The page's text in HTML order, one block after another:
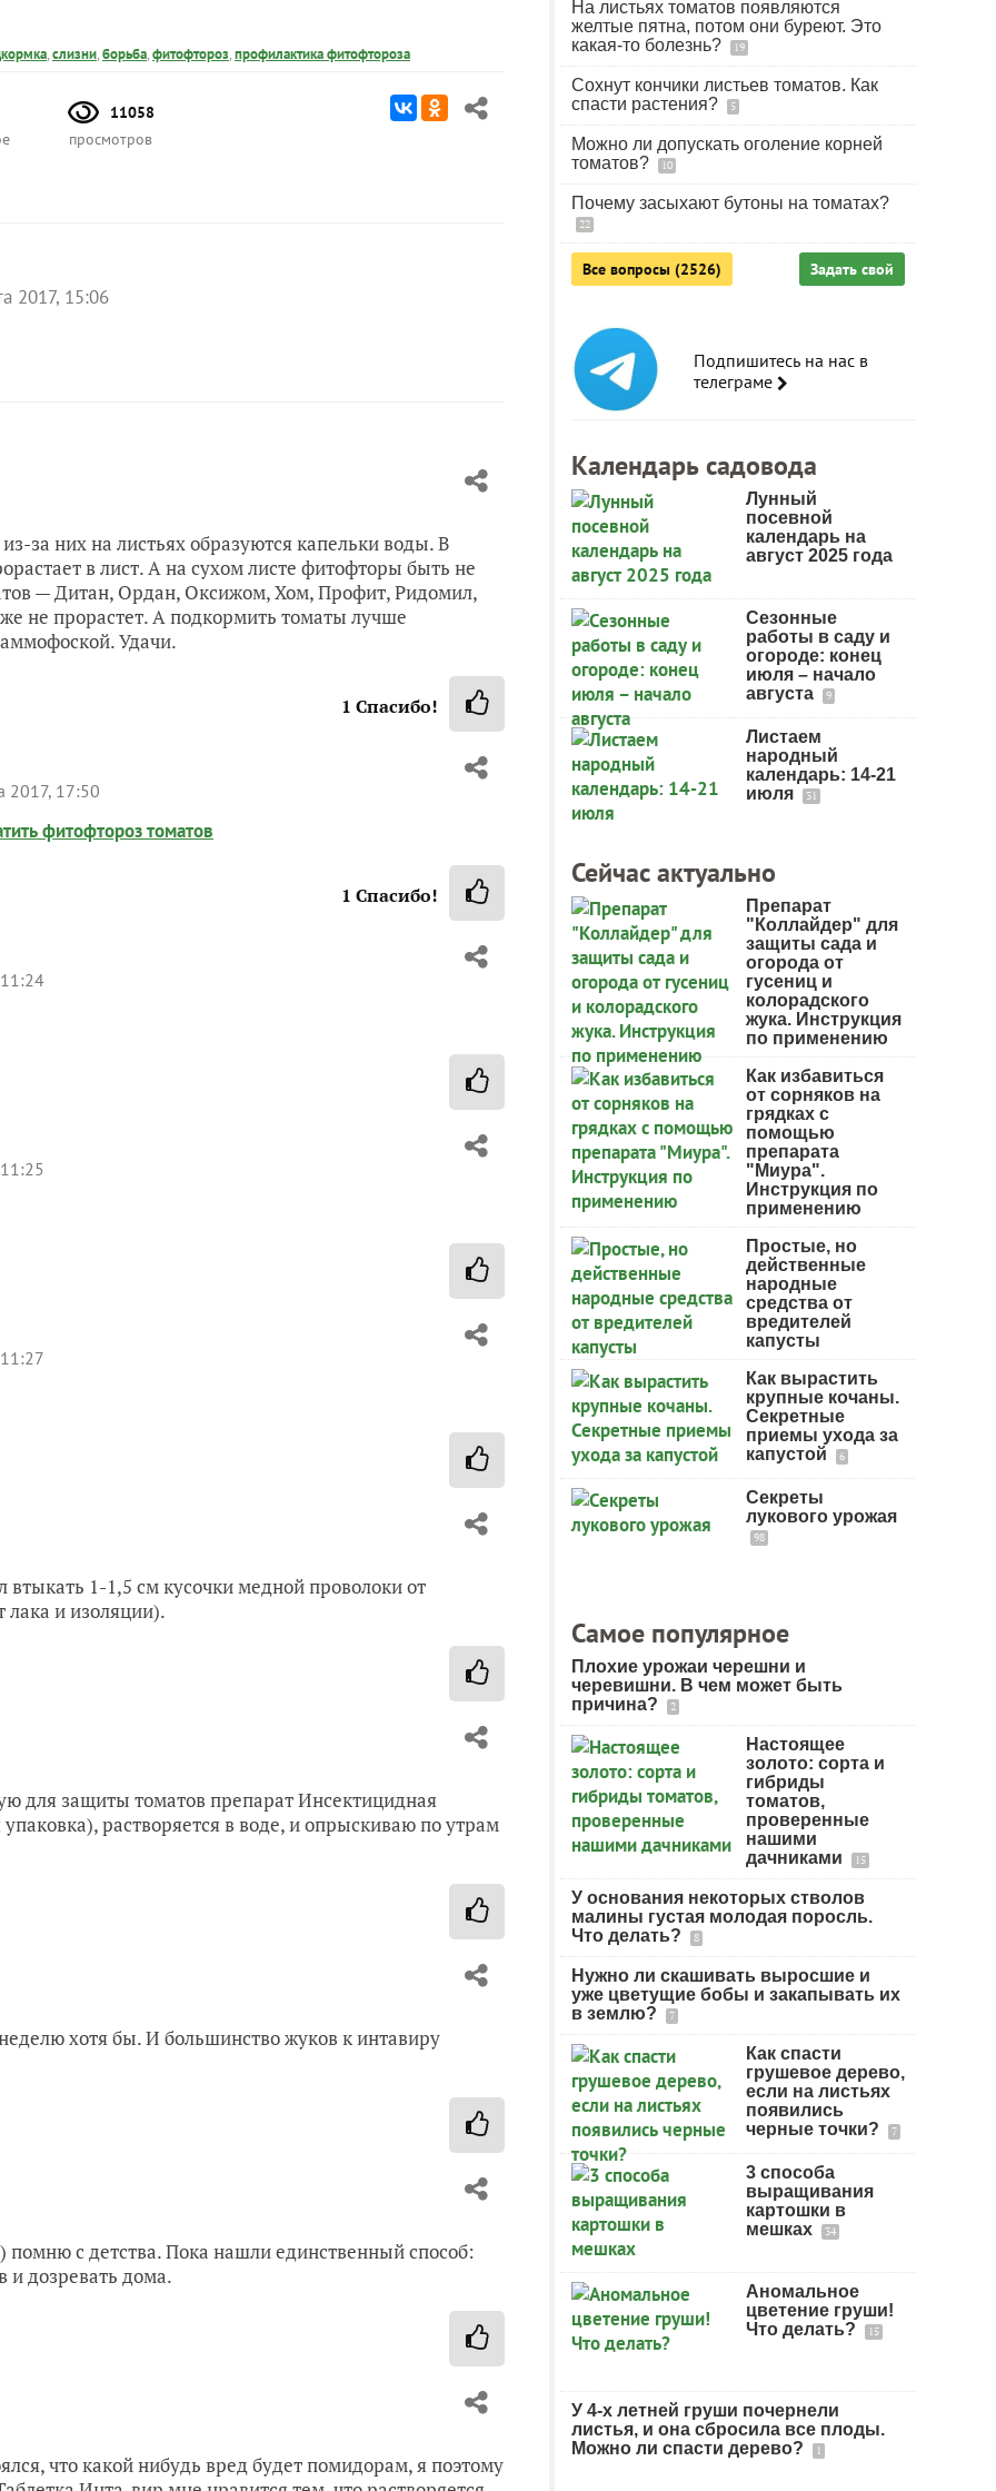
,слизни,борьба,фитофтороз,профилактика фитофтороза
11058
просмотров
2017, 15:06
за них на листьях образуются капельки воды. В
в лист. А на сухом листе фитофторы быть не
— Дитан, Ордан, Оксижом, Хом, Профит, Ридомил,
не прорастет. А подкормить томаты лучше
Удачи.
1 Спасибо!
2017, 17:50
фитофтороз томатов
1 Спасибо!
втыкать 1-1,5 см кусочки медной проволоки от
и изоляции).
для защиты томатов препарат Инсектицидная
растворяется в воде, и опрыскиваю по утрам
хотя бы. И большинство жуков к интавиру
с детства. Пока нашли единственный способ:
и дозревать дома.
что какой нибудь вред будет помидорам, я поэтому
На листьях томатов появляются
желтые пятна, потом они буреют. Это
какая-то болезнь?
19
Сохнут кончики листьев томатов. Как
спасти растения?
5
Можно ли допускать оголение корней
томатов?
10
Почему засыхают бутоны на томатах?
22
Все вопросы (2526) Задать свой
Подпишитесь на нас в
телеграме
Календарь садовода
Лунный
посевной
календарь на
август 2025 года
Сезонные
работы в саду и
огороде: конец
июля – начало
августа
9
Листаем
народный
календарь: 14-21
июля
31
Сейчас актуально
Препарат
"Коллайдер" для
защиты сада и
огорода от
гусениц и
колорадского
жука. Инструкция
по применению
Как избавиться
от сорняков на
грядках с
помощью
препарата
"Миура".
Инструкция по
применению
Простые, но
действенные
народные
средства от
вредителей
капусты
Как вырастить
крупные кочаны.
Секретные
приемы ухода за
капустой
6
Секреты
лукового урожая
98
Самое популярное
Плохие урожаи черешни и
черевишни. В чем может быть
причина?
2
Настоящее
золото: сорта и
гибриды
томатов,
проверенные
нашими
дачниками
15
У основания некоторых стволов
малины густая молодая поросль.
Что делать?
8
Нужно ли скашивать выросшие и
уже цветущие бобы и закапывать их
в землю?
7
Как спасти
грушевое дерево,
если на листьях
появились
черные точки?
7
3 способа
выращивания
картошки в
мешках
34
Аномальное
цветение груши!
Что делать?
15
У 4-х летней груши почернели
листья, и она сбросила все плоды.
Можно ли спасти дерево?
1